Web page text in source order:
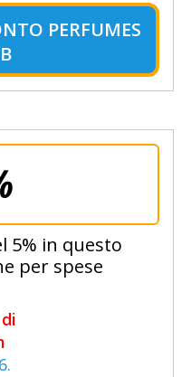
PERFUMES
5% in questo
per spese